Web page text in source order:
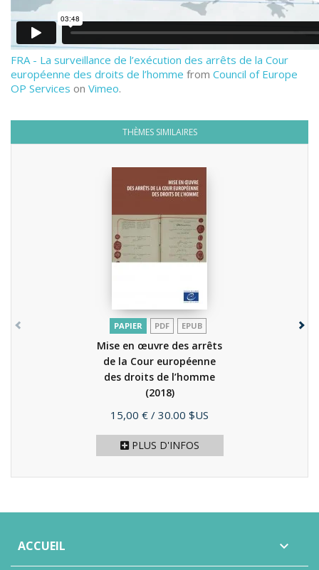
FRA - La surveillance de l’exécution des arrêts de la Cour
européenne des droits de l’homme from Council of Europe
OP Services on Vimeo.
THÈMES SIMILAIRES
PAPIER PDF EPUB
Mise en œuvre des arrêts
de la Cour européenne
des droits de l’homme
(2018)
Prix
15,00 € / 30.00 $US
PLUS D'INFOS
ACCUEIL 